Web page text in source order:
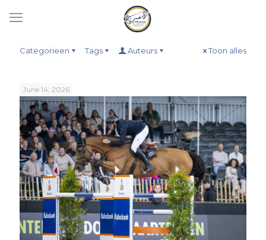
Categorieen Tags Auteurs Toon alles
June 14, 2026